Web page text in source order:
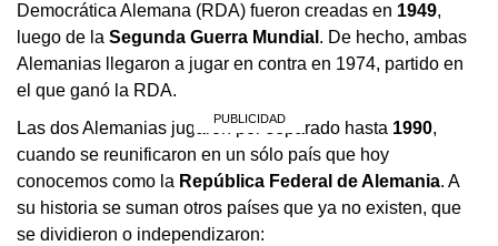
Democrática Alemana (RDA) fueron creadas en 1949,
luego de la Segunda Guerra Mundial . De hecho, ambas
Alemanias llegaron a jugar en contra en 1974, partido en
el que ganó la RDA.
Las dos Alemanias jugaron por separado hasta 1990,
cuando se reunificaron en un sólo país que hoy
conocemos como la República Federal de Alemania. A
su historia se suman otros países que ya no existen, que
se dividieron o independizaron: